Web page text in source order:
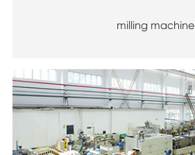
milling machine